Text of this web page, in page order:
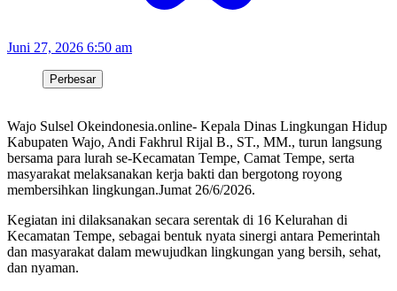
Juni 27, 2026 6:50 am
Perbesar
Wajo Sulsel Okeindonesia.online- Kepala Dinas Lingkungan Hidup
Kabupaten Wajo, Andi Fakhrul Rijal B., ST., MM., turun langsung
bersama para lurah se-Kecamatan Tempe, Camat Tempe, serta
masyarakat melaksanakan kerja bakti dan bergotong royong
membersihkan lingkungan.Jumat 26/6/2026.
Kegiatan ini dilaksanakan secara serentak di 16 Kelurahan di
Kecamatan Tempe, sebagai bentuk nyata sinergi antara Pemerintah
dan masyarakat dalam mewujudkan lingkungan yang bersih, sehat,
dan nyaman.